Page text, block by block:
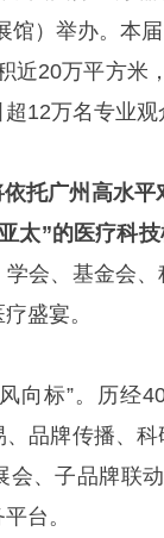
馆）举办。本
近20万平方
12万名专业观
托广州高水
太”的医疗科技
会、基金会
盛宴。
向标”。历经
品牌传播、
、子品牌联
台。